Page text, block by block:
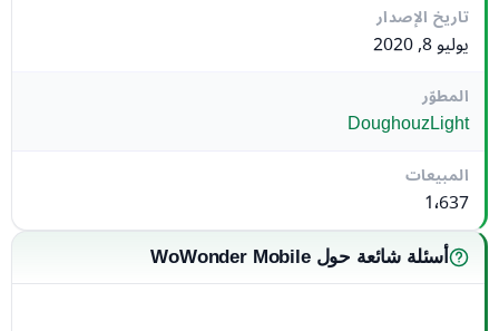
تاريخ الإصدار
يوليو 8, 2020
المطوّر
DoughouzLight
المبيعات
1٬637
أسئلة شائعة حول WoWonder Mobile